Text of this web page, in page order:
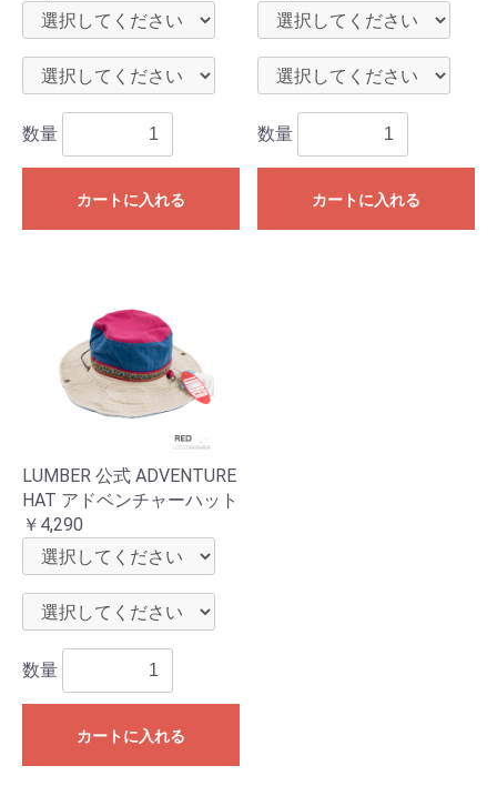
数量
カートに入れる
数量
カートに入れる
LUMBER 公式 ADVENTURE
HAT アドベンチャーハット
￥4,290
数量
カートに入れる